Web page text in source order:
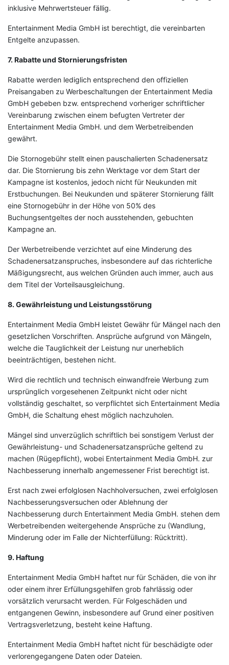
inklusive Mehrwertsteuer fällig.
Entertainment Media GmbH ist berechtigt, die vereinbarten
Entgelte anzupassen.
7. Rabatte und Stornierungsfristen
Rabatte werden lediglich entsprechend den offiziellen
Preisangaben zu Werbeschaltungen der Entertainment Media
GmbH gebeben bzw. entsprechend vorheriger schriftlicher
Vereinbarung zwischen einem befugten Vertreter der
Entertainment Media GmbH. und dem Werbetreibenden
gewährt.
Die Stornogebühr stellt einen pauschalierten Schadenersatz
dar. Die Stornierung bis zehn Werktage vor dem Start der
Kampagne ist kostenlos, jedoch nicht für Neukunden mit
Erstbuchungen. Bei Neukunden und späterer Stornierung fällt
eine Stornogebühr in der Höhe von 50% des
Buchungsentgeltes der noch ausstehenden, gebuchten
Kampagne an.
Der Werbetreibende verzichtet auf eine Minderung des
Schadenersatzanspruches, insbesondere auf das richterliche
Mäßigungsrecht, aus welchen Gründen auch immer, auch aus
dem Titel der Vorteilsausgleichung.
8. Gewährleistung und Leistungsstörung
Entertainment Media GmbH leistet Gewähr für Mängel nach den
gesetzlichen Vorschriften. Ansprüche aufgrund von Mängeln,
welche die Tauglichkeit der Leistung nur unerheblich
beeinträchtigen, bestehen nicht.
Wird die rechtlich und technisch einwandfreie Werbung zum
ursprünglich vorgesehenen Zeitpunkt nicht oder nicht
vollständig geschaltet, so verpflichtet sich Entertainment Media
GmbH, die Schaltung ehest möglich nachzuholen.
Mängel sind unverzüglich schriftlich bei sonstigem Verlust der
Gewährleistung- und Schadenersatzansprüche geltend zu
machen (Rügepflicht), wobei Entertainment Media GmbH. zur
Nachbesserung innerhalb angemessener Frist berechtigt ist.
Erst nach zwei erfolglosen Nachholversuchen, zwei erfolglosen
Nachbesserungsversuchen oder Ablehnung der
Nachbesserung durch Entertainment Media GmbH. stehen dem
Werbetreibenden weitergehende Ansprüche zu (Wandlung,
Minderung oder im Falle der Nichterfüllung: Rücktritt).
9. Haftung
Entertainment Media GmbH haftet nur für Schäden, die von ihr
oder einem ihrer Erfüllungsgehilfen grob fahrlässig oder
vorsätzlich verursacht werden. Für Folgeschäden und
entgangenen Gewinn, insbesondere auf Grund einer positiven
Vertragsverletzung, besteht keine Haftung.
Entertainment Media GmbH haftet nicht für beschädigte oder
verlorengegangene Daten oder Dateien.